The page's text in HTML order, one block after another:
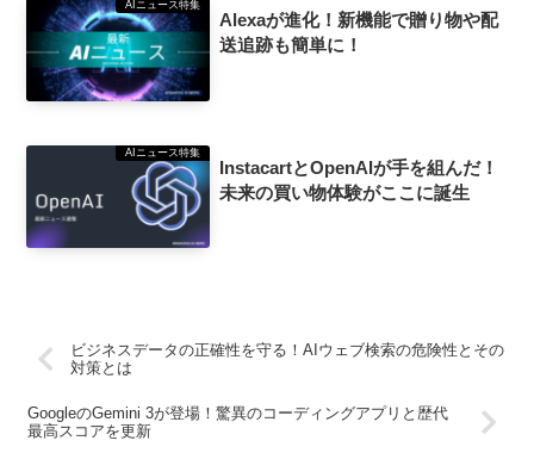
AIニュース特集
Alexaが進化！新機能で贈り物や配
送追跡も簡単に！
AIニュース特集
InstacartとOpenAIが手を組んだ！
未来の買い物体験がここに誕生
ビジネスデータの正確性を守る！AIウェブ検索の危険性とその
対策とは
GoogleのGemini 3が登場！驚異のコーディングアプリと歴代
最高スコアを更新